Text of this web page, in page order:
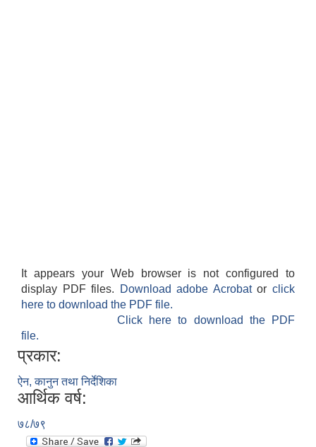
It appears your Web browser is not configured to
display PDF files.
Download adobe Acrobatorclick
here to download the PDF file.
Click here to download the PDF
file.
प्रकार:
ऐन, कानुन तथा निर्देशिका
आर्थिक वर्ष:
७८/७९